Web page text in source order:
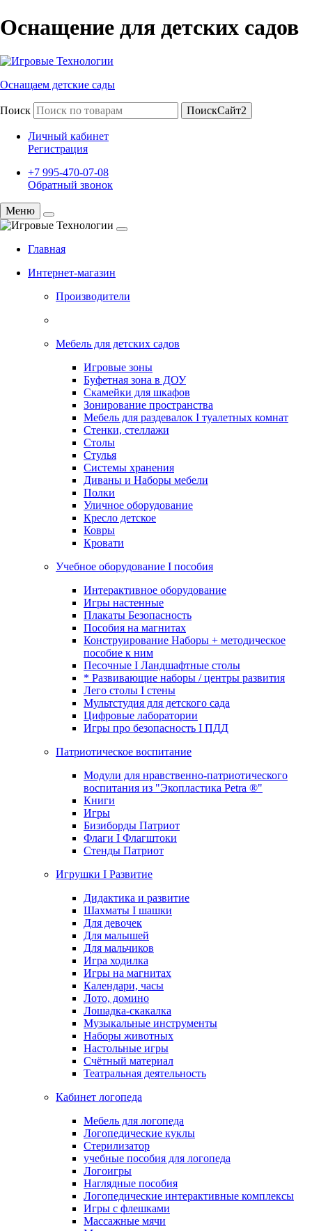
Оснащение для детских садов
Оснащаем детские сады
Поиск ПоискСайт2
Личный кабинет
Регистрация
+7 995-470-07-08
Обратный звонок
Меню
Главная
Интернет-магазин
Производители
Мебель для детских садов
Игровые зоны
Буфетная зона в ДОУ
Скамейки для шкафов
Зонирование пространства
Мебель для раздевалок I туалетных комнат
Стенки, стеллажи
Столы
Стулья
Системы хранения
Диваны и Наборы мебели
Полки
Уличное оборудование
Кресло детское
Ковры
Кровати
Учебное оборудование I пособия
Интерактивное оборудование
Игры настенные
Плакаты Безопасность
Пособия на магнитах
Конструирование Наборы + методическое
пособие к ним
Песочные I Ландшафтные столы
* Развивающие наборы / центры развития
Лего столы I стены
Мультстудия для детского сада
Цифровые лаборатории
Игры про безопасность I ПДД
Патриотическое воспитание
Модули для нравственно-патриотического
воспитания из "Экопластика Petra ®"
Книги
Игры
Бизиборды Патриот
Флаги I Флагштоки
Стенды Патриот
Игрушки I Развитие
Дидактика и развитие
Шахматы I шашки
Для девочек
Для малышей
Для мальчиков
Игра ходилка
Игры на магнитах
Календари, часы
Лото, домино
Лошадка-скакалка
Музыкальные инструменты
Наборы животных
Настольные игры
Счётный материал
Театральная деятельность
Кабинет логопеда
Мебель для логопеда
Логопедические куклы
Стерилизатор
учебные пособия для логопеда
Логоигры
Наглядные пособия
Логопедические интерактивные комплексы
Игры с флешками
Массажные мячи